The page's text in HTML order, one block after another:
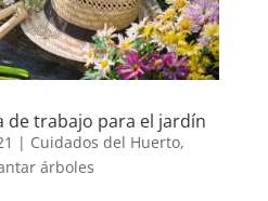
de trabajo para el jardín
| Cuidados del Huerto,
árboles